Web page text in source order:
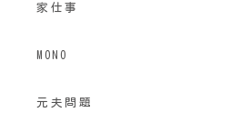
家仕事
MONO
元夫問題